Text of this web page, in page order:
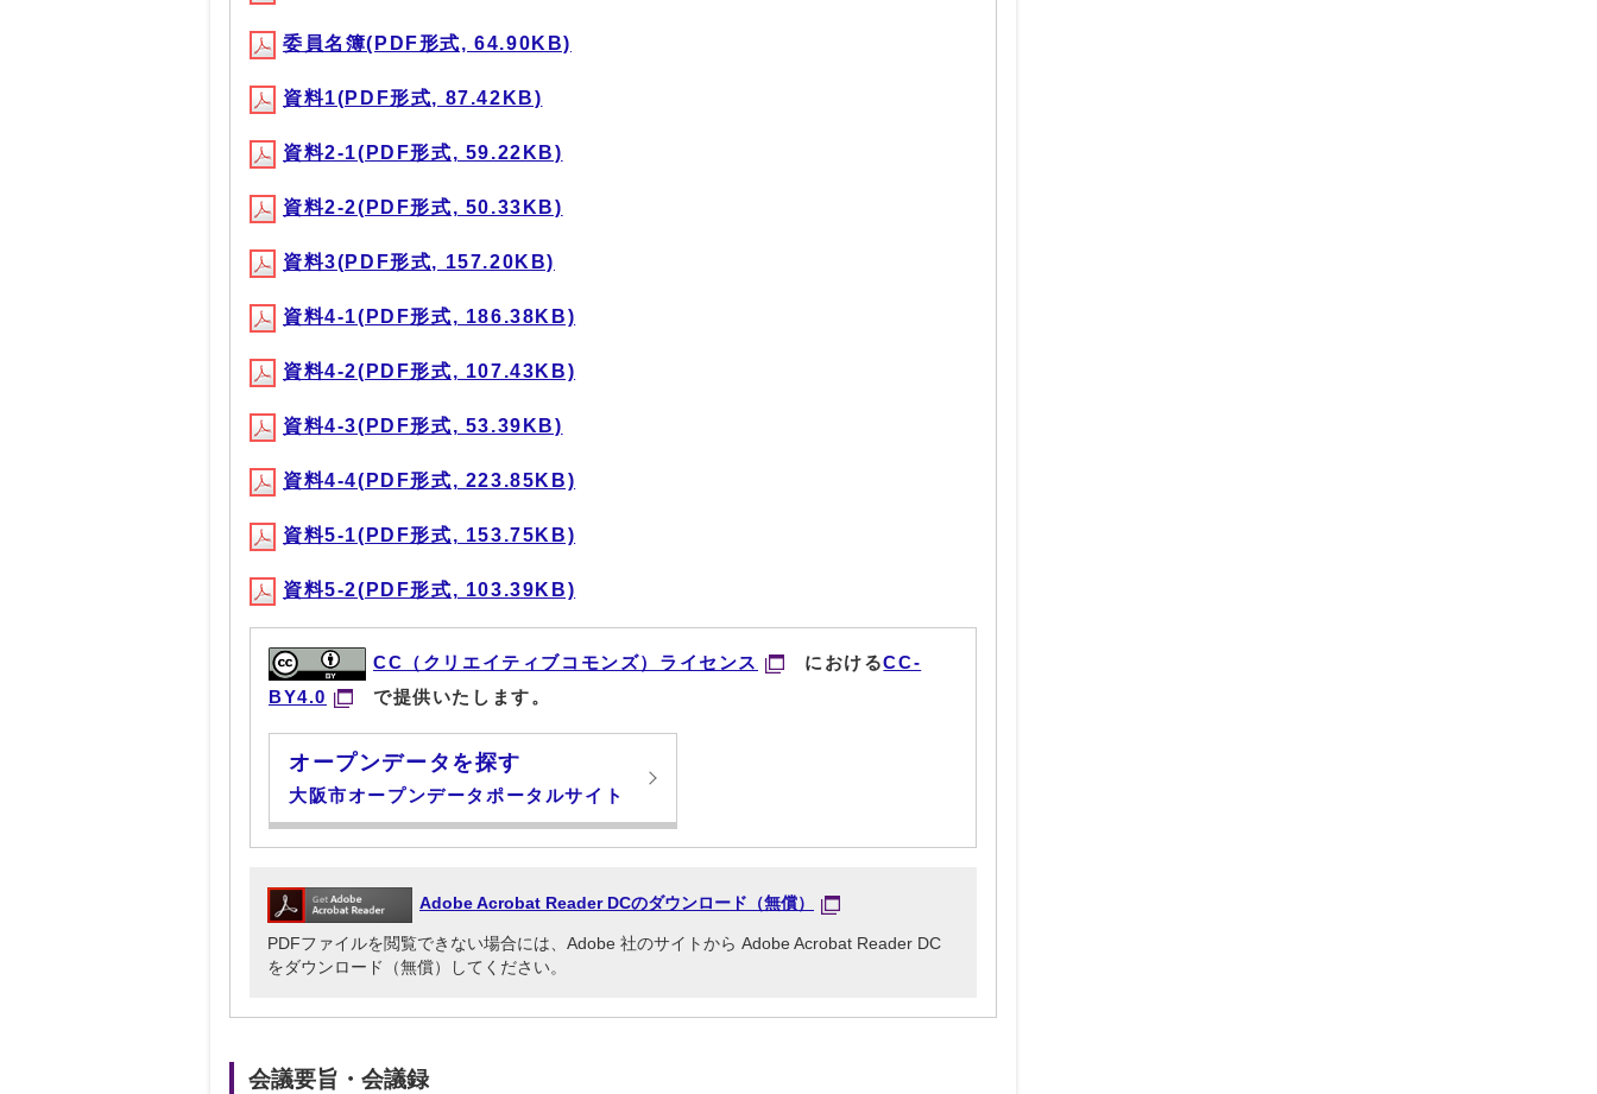
委員名簿(PDF形式, 64.90KB)
資料1(PDF形式, 87.42KB)
資料2-1(PDF形式, 59.22KB)
資料2-2(PDF形式, 50.33KB)
資料3(PDF形式, 157.20KB)
資料4-1(PDF形式, 186.38KB)
資料4-2(PDF形式, 107.43KB)
資料4-3(PDF形式, 53.39KB)
資料4-4(PDF形式, 223.85KB)
資料5-1(PDF形式, 153.75KB)
資料5-2(PDF形式, 103.39KB)
CC（クリエイティブコモンズ）ライセンス におけるCC-
BY4.0
で提供いたします。
オープンデータを探す
大阪市オープンデータポータルサイト
Adobe Acrobat Reader DCのダウンロード（無償）
PDFファイルを閲覧できない場合には、Adobe 社のサイトから Adobe Acrobat Reader DC
をダウンロード（無償）してください。
会議要旨・会議録